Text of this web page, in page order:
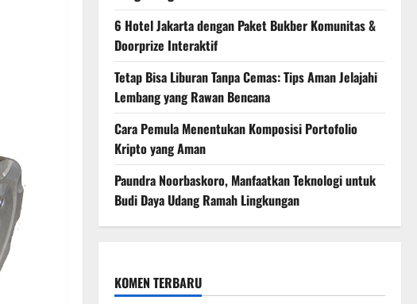
6 Hotel Jakarta dengan Paket Bukber Komunitas &
Doorprize Interaktif
Tetap Bisa Liburan Tanpa Cemas: Tips Aman Jelajahi
Lembang yang Rawan Bencana
Cara Pemula Menentukan Komposisi Portofolio
Kripto yang Aman
Paundra Noorbaskoro, Manfaatkan Teknologi untuk
Budi Daya Udang Ramah Lingkungan
KOMEN TERBARU